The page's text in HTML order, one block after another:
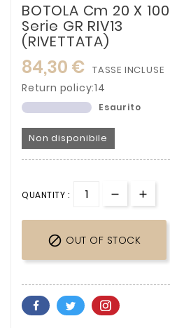
BOTOLA Cm 20 X 100
Serie GR RIV13
(RIVETTATA)
84,30 € TASSE INCLUSE
Return policy:14
Esaurito
Non disponibile
QUANTITY :
 OUT OF STOCK